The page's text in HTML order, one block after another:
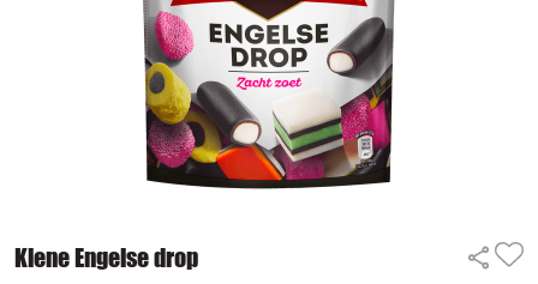
Klene Engelse drop